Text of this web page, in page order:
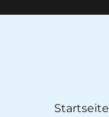
Startseite